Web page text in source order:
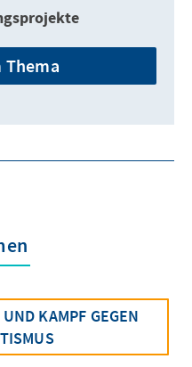
Thema
KAMPF GEGEN